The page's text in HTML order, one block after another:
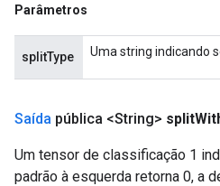
Parâmetros
splitType Uma string indicando
Saída pública <String> split
Um tensor de classificação 1
padrão à esquerda retorna 0, a